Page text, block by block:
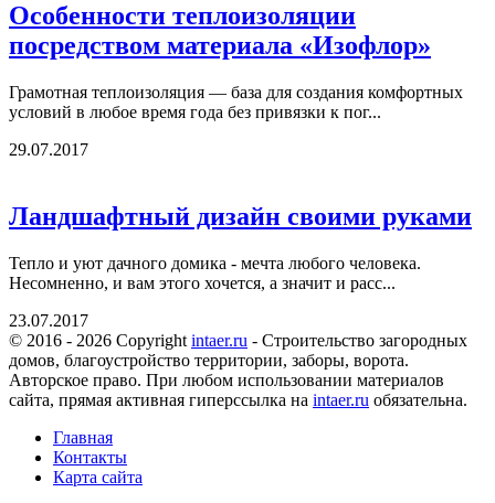
Особенности теплоизоляции
посредством материала «Изофлор»
Грамотная теплоизоляция — база для создания комфортных
условий в любое время года без привязки к пог...
29.07.2017
Ландшафтный дизайн своими руками
Тепло и уют дачного домика - мечта любого человека.
Несомненно, и вам этого хочется, а значит и расс...
23.07.2017
© 2016 - 2026 Copyright intaer.ru - Cтроительство загородных
домов, благоустройство территории, заборы, ворота.
Авторское право. При любом использовании материалов
сайта, прямая активная гиперссылка на intaer.ru обязательна.
Главная
Контакты
Карта сайта